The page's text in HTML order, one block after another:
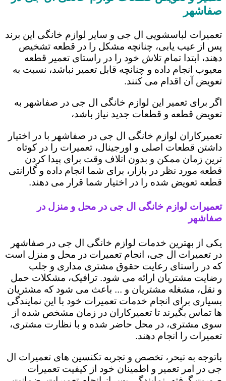
صفاشهر
تعمیرات لباسشویی ال جی و سایر لوازم خانگی این برند
پس از عیب یابی، چنانچه مشکل را در قطعه تشخیص
دهند، ابتدا تمام تلاش خود را در راستای تعمیر قطعه
معیوب انجام داده و چنانچه قابل تعمیر نباشد، نسبت به
تعویض آن اقدام می کنند.
اگر برای تعمیر این لوازم خانگی ال جی در صفاشهر به
تعویض قطعه و قطعات جدید نیاز باشد،
تعمیرکاران لوازم خانگی ال جی در صفاشهر با در اختیار
داشتن قطعات اصلی و اورجینال، تعمیرات را در کوتاه
ترین زمان ممکن و بدون اتلاف وقت برای پیدا کردن
قطعه مورد نظر در بازار، برای شما انجام داده و گارانتی
قطعه تعویض شده را در اختیار شما قرار می دهند.
تعمیرات لوازم خانگی ال جی در محل و منزل در
صفاشهر
یکی از بهترین خدمات لوازم خانگی ال جی در صفاشهر
در تعمیرات ال جی، انجام تعمیرات در محل و منزل است
که در راستای رعایت حقوق مشتری مداری و جلب
رضایت مشتریان ارائه می شود. ترافیک، مشکلات حمل
و نقل، مشغله مشتریان و ... باعث می شود که مشتریان
بسیاری برای انجام خدمات تعمیرات خود با این نمایندگی
ها تماس بگیرند تا تعمیرکاران در زمان مشخص شده از
سوی مشتری، در محل حاضر شده و با نظارت مشتری،
تعمیرات را انجام دهند.
باتوجه به تبحر، تخصص و تجربه تکنسین های تعمیرات ال
جی در امر تعمیر و اطمینان خود از کیفیت تعمیرات